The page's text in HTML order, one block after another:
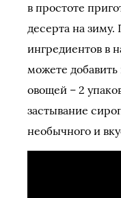
в простоте
десерта на
ингредиентов в
можете добавить
овощей – 2
застывание
необычного и